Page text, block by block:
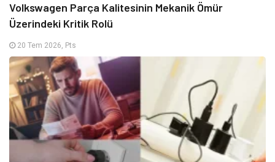
Volkswagen Parça Kalitesinin Mekanik Ömür
Üzerindeki Kritik Rolü
20 Tem 2026, Pts